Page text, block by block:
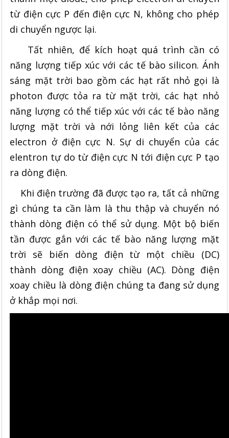
từ điện cực P đến điện cực N, không cho phép
di chuyển ngược lại.
Tất nhiên, để kích hoạt quá trình cần có
năng lượng tiếp xúc với các tế bào silicon. Ánh
sáng mặt trời bao gồm các hạt rất nhỏ gọi là
photon được tỏa ra từ mặt trời, các hạt nhỏ
năng lượng có thể tiếp xúc với các tế bào năng
lượng mặt trời và nới lỏng liên kết của các
electron ở điện cực N. Sự di chuyển của các
elentron tự do từ điện cực N tới điện cực P tạo
ra dòng điện.
Khi điện trường đã được tạo ra, tất cả những
gì chúng ta cần làm là thu thập và chuyển nó
thành dòng điện có thể sử dụng. Một bộ biến
tần được gắn với các tế bào năng lượng mặt
trời sẽ biến dòng điện từ một chiều (DC)
thành dòng điện xoay chiều (AC). Dòng điện
xoay chiều là dòng điện chúng ta đang sử dụng
ở khắp mọi nơi.